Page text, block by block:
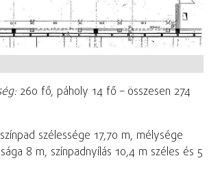
260 fő, páholy 14 fő – összesen 274
szélessége 17,70 m, mélysége
8 m, színpadnyílás 10,4 m széles és 5